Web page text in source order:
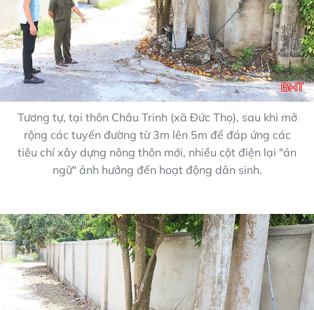
Tương tự, tại thôn Châu Trinh (xã Đức Thọ), sau khi mở
rộng các tuyến đường từ 3m lên 5m để đáp ứng các
tiêu chí xây dựng nông thôn mới, nhiều cột điện lại "án
ngữ" ảnh hưởng đến hoạt động dân sinh.